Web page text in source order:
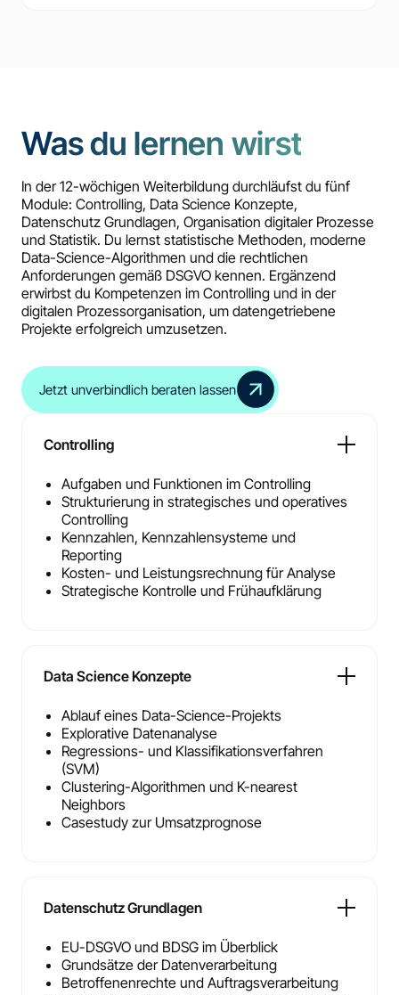
Was du lernen wirst
In der 12-wöchigen Weiterbildung durchläufst du fünf
Module: Controlling, Data Science Konzepte,
Datenschutz Grundlagen, Organisation digitaler Prozesse
und Statistik. Du lernst statistische Methoden, moderne
Data-Science-Algorithmen und die rechtlichen
Anforderungen gemäß DSGVO kennen. Ergänzend
erwirbst du Kompetenzen im Controlling und in der
digitalen Prozessorganisation, um datengetriebene
Projekte erfolgreich umzusetzen.
Jetzt unverbindlich beraten lassen
Controlling
Aufgaben und Funktionen im Controlling
Strukturierung in strategisches und operatives
Controlling
Kennzahlen, Kennzahlensysteme und
Reporting
Kosten- und Leistungsrechnung für Analyse
Strategische Kontrolle und Frühaufklärung
Data Science Konzepte
Ablauf eines Data-Science-Projekts
Explorative Datenanalyse
Regressions- und Klassifikationsverfahren
(SVM)
Clustering-Algorithmen und K-nearest
Neighbors
Casestudy zur Umsatzprognose
Datenschutz Grundlagen
EU-DSGVO und BDSG im Überblick
Grundsätze der Datenverarbeitung
Betroffenenrechte und Auftragsverarbeitung